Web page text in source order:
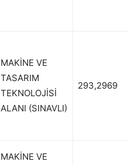
MAKİNE VE
TASARIM
TEKNOLOJİSİ
ALANI (SINAVLI)
293,2969
MAKİNE VE